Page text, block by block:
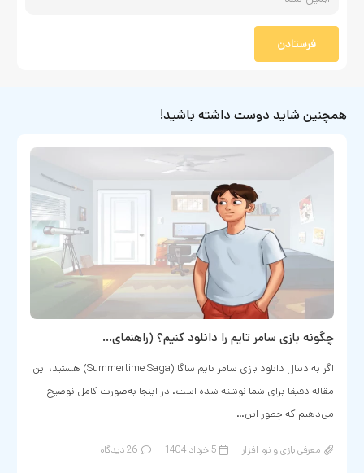
فرستادن
همچنین شاید دوست داشته باشید!
چگونه بازی سامر تایم را دانلود کنیم؟ (راهنمای…
اگر به دنبال دانلود بازی سامر تایم ساگا (Summertime Saga) هستید، این
مقاله دقیقا برای شما نوشته شده است. در اینجا به‌صورت کامل توضیح
می‌دهیم که چطور این…
معرفی بازی و نرم افزار 5 خرداد 1404 26دیدگاه